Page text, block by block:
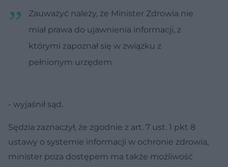
Zauważyć należy, że Minister Zdrowia nie
miał prawa do ujawnienia informacji, z
którymi zapoznał się w związku z
pełnionym urzędem
- wyjaśnił sąd.
Sędzia zaznaczył, że zgodnie z art. 7 ust. 1 pkt 8
ustawy o systemie informacji w ochronie zdrowia,
minister poza dostępem ma także możliwość